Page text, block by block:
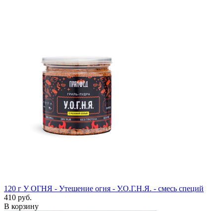
120 г У ОГНЯ - Утешение огня - У.О.Г.Н.Я. - смесь специй
410 руб.
В корзину